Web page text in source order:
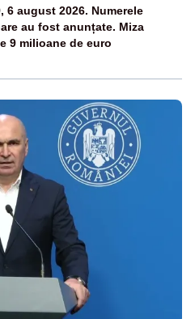
6 august 2026. Numerele
au fost anunțate. Miza
9 milioane de euro